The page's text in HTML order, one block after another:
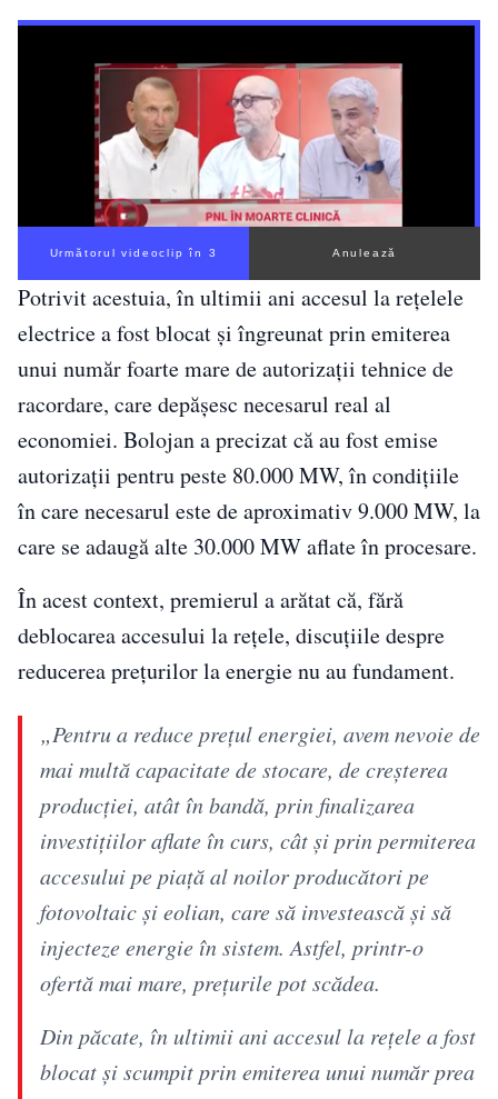
Următorul videoclip în 2 Anulează
Potrivit acestuia, în ultimii ani accesul la rețelele
electrice a fost blocat și îngreunat prin emiterea
unui număr foarte mare de autorizații tehnice de
racordare, care depășesc necesarul real al
economiei. Bolojan a precizat că au fost emise
autorizații pentru peste 80.000 MW, în condițiile
în care necesarul este de aproximativ 9.000 MW, la
care se adaugă alte 30.000 MW aflate în procesare.
În acest context, premierul a arătat că, fără
deblocarea accesului la rețele, discuțiile despre
reducerea prețurilor la energie nu au fundament.
„Pentru a reduce prețul energiei, avem nevoie de
mai multă capacitate de stocare, de creșterea
producției, atât în bandă, prin finalizarea
investițiilor aflate în curs, cât și prin permiterea
accesului pe piață al noilor producători pe
fotovoltaic și eolian, care să investească și să
injecteze energie în sistem. Astfel, printr-o
ofertă mai mare, prețurile pot scădea.
Din păcate, în ultimii ani accesul la rețele a fost
blocat și scumpit prin emiterea unui număr prea